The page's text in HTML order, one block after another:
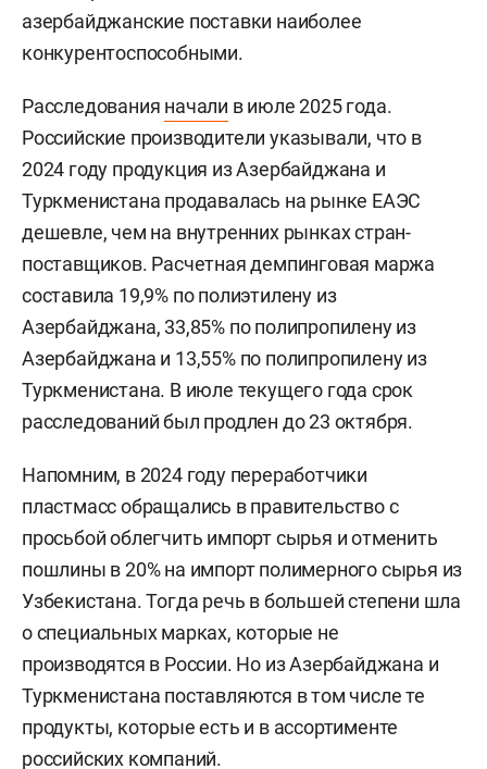
азербайджанские поставки наиболее
конкурентоспособными.
Расследования начали в июле 2025 года.
Российские производители указывали, что в
2024 году продукция из Азербайджана и
Туркменистана продавалась на рынке ЕАЭС
дешевле, чем на внутренних рынках стран-
поставщиков. Расчетная демпинговая маржа
составила 19,9% по полиэтилену из
Азербайджана, 33,85% по полипропилену из
Азербайджана и 13,55% по полипропилену из
Туркменистана. В июле текущего года срок
расследований был продлен до 23 октября.
Напомним, в 2024 году переработчики
пластмасс обращались в правительство с
просьбой облегчить импорт сырья и отменить
пошлины в 20% на импорт полимерного сырья из
Узбекистана. Тогда речь в большей степени шла
о специальных марках, которые не
производятся в России. Но из Азербайджана и
Туркменистана поставляются в том числе те
продукты, которые есть и в ассортименте
российских компаний.